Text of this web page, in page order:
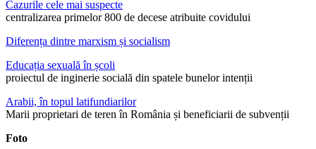
Cazurile cele mai suspecte
centralizarea primelor 800 de decese atribuite covidului
Diferența dintre marxism și socialism
Educația sexuală în școli
proiectul de inginerie socială din spatele bunelor intenții
Arabii, în topul latifundiarilor
Marii proprietari de teren în România și beneficiarii de subvenții
Foto